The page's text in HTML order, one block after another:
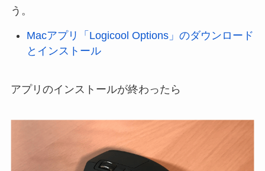
う。
Macアプリ「Logicool Options」のダウンロード
とインストール
アプリのインストールが終わったら